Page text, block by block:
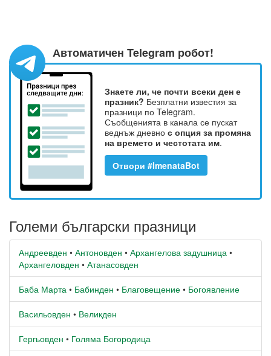
Автоматичен Telegram робот!
Знаете ли, че почти всеки ден е
празник? Безплатни известия за
празници по Telegram.
Съобщенията в канала се пускат
веднъж дневно с опция за промяна
на времето и честотата им.
Отвори #ImenataBot
Големи български празници
Андреевден • Антоновден • Архангелова задушница •
Архангеловден • Атанасовден
Баба Марта • Бабинден • Благовещение • Богоявление
Васильовден • Великден
Гергьовден • Голяма Богородица